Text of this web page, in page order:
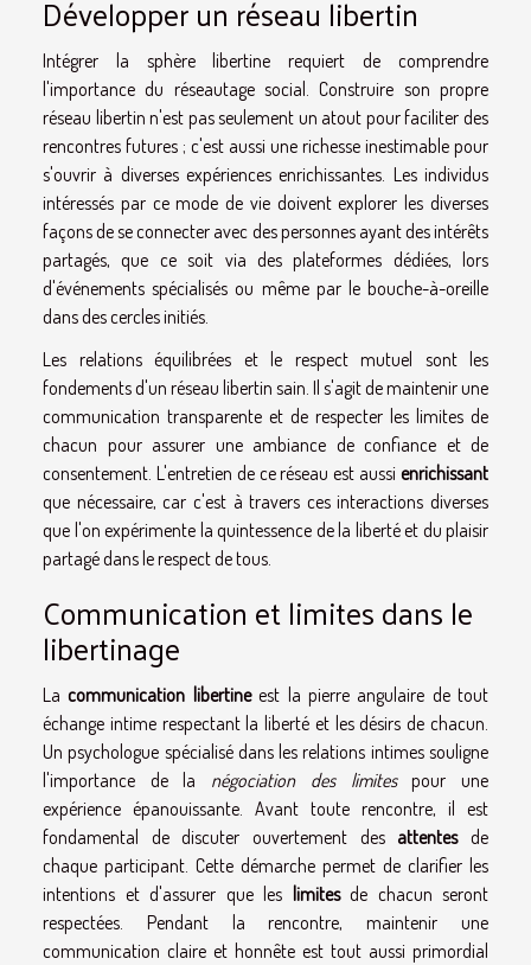
Développer un réseau libertin
Intégrer la sphère libertine requiert de comprendre
l'importance du réseautage social. Construire son propre
réseau libertin n'est pas seulement un atout pour faciliter des
rencontres futures ; c'est aussi une richesse inestimable pour
s'ouvrir à diverses expériences enrichissantes. Les individus
intéressés par ce mode de vie doivent explorer les diverses
façons de se connecter avec des personnes ayant des intérêts
partagés, que ce soit via des plateformes dédiées, lors
d'événements spécialisés ou même par le bouche-à-oreille
dans des cercles initiés.
Les relations équilibrées et le respect mutuel sont les
fondements d'un réseau libertin sain. Il s'agit de maintenir une
communication transparente et de respecter les limites de
chacun pour assurer une ambiance de confiance et de
consentement. L'entretien de ce réseau est aussi enrichissant
que nécessaire, car c'est à travers ces interactions diverses
que l'on expérimente la quintessence de la liberté et du plaisir
partagé dans le respect de tous.
Communication et limites dans le
libertinage
Lacommunication libertineest la pierre angulaire de tout
échange intime respectant la liberté et les désirs de chacun.
Un psychologue spécialisé dans les relations intimes souligne
l'importance de la négociation des limitespour une
expérience épanouissante. Avant toute rencontre, il est
fondamental de discuter ouvertement des attentesde
chaque participant. Cette démarche permet de clarifier les
intentions et d'assurer que les limitesde chacun seront
respectées. Pendant la rencontre, maintenir une
communication claire et honnête est tout aussi primordial